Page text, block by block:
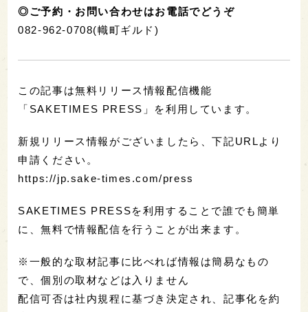
◎ご予約・お問い合わせはお電話でどうぞ
082-962-0708(幟町ギルド)
この記事は無料リリース情報配信機能
「SAKETIMES PRESS」を利用しています。
新規リリース情報がございましたら、下記URLより
申請ください。
https://jp.sake-times.com/press
SAKETIMES PRESSを利用することで誰でも簡単
に、無料で情報配信を行うことが出来ます。
※一般的な取材記事に比べれば情報は簡易なもの
で、個別の取材などは入りません
配信可否は社内規程に基づき決定され、記事化を約